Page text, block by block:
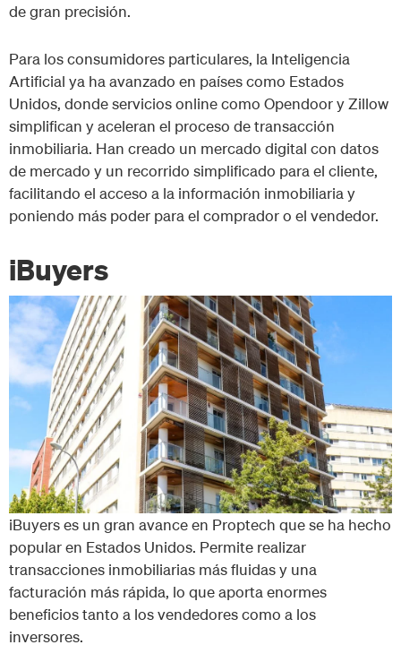
de gran precisión.
Para los consumidores particulares, la Inteligencia
Artificial ya ha avanzado en países como Estados
Unidos, donde servicios online como Opendoor y Zillow
simplifican y aceleran el proceso de transacción
inmobiliaria. Han creado un mercado digital con datos
de mercado y un recorrido simplificado para el cliente,
facilitando el acceso a la información inmobiliaria y
poniendo más poder para el comprador o el vendedor.
iBuyers
iBuyers es un gran avance en Proptech que se ha hecho
popular en Estados Unidos. Permite realizar
transacciones inmobiliarias más fluidas y una
facturación más rápida, lo que aporta enormes
beneficios tanto a los vendedores como a los
inversores.